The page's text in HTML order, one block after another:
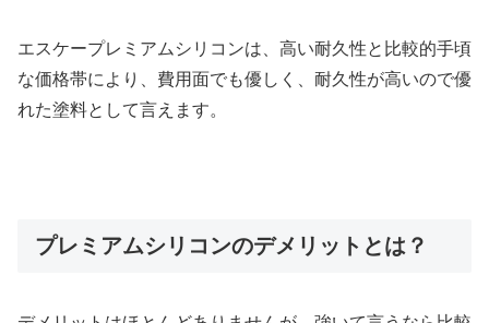
エスケープレミアムシリコンは、高い耐久性と比較的手頃
な価格帯により、費用面でも優しく、耐久性が高いので優
れた塗料として言えます。
プレミアムシリコンのデメリットとは？